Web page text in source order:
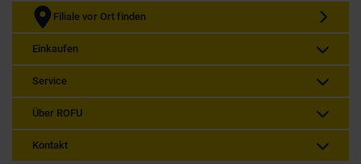
Filiale vor Ort finden
Einkaufen
Service
Über ROFU
Kontakt